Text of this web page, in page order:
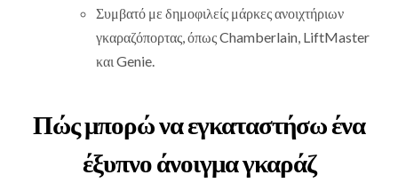
Συμβατό με δημοφιλείς μάρκες ανοιχτήριων
γκαραζόπορτας, όπως Chamberlain, LiftMaster
και Genie.
Πώς μπορώ να εγκαταστήσω ένα
έξυπνο άνοιγμα γκαράζ